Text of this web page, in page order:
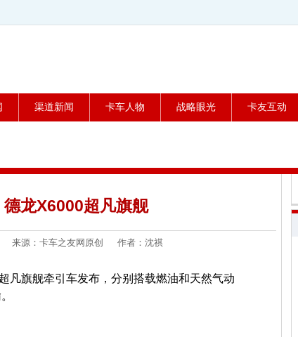
渠道新闻 卡车人物 战略眼光 卡友互动
龙X6000超凡旗舰
来源：卡车之友网原创 作者：沈祺
凡旗舰牵引车发布，分别搭载燃油和天然气动